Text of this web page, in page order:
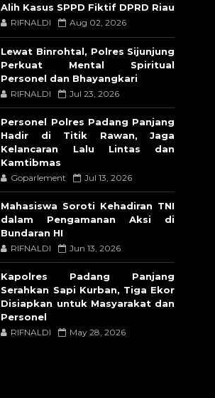
Alih Kasus SPPD Fiktif DPRD Riau
RIFNALDI Aug 02, 2026
Lewat Binrohtal, Polres Sijunjung
Perkuat Mental Spiritual
Personel dan Bhayangkari
RIFNALDI Jul 23, 2026
Personel Polres Padang Panjang
Hadir di Titik Rawan, Jaga
Kelancaran Lalu Lintas dan
Kamtibmas
Goparlement Jul 13, 2026
Mahasiswa Soroti Kehadiran TNI
dalam Pengamanan Aksi di
Bundaran HI
RIFNALDI Jun 13, 2026
Kapolres Padang Panjang
Serahkan Sapi Kurban, Tiga Ekor
Disiapkan untuk Masyarakat dan
Personel
RIFNALDI May 28, 2026